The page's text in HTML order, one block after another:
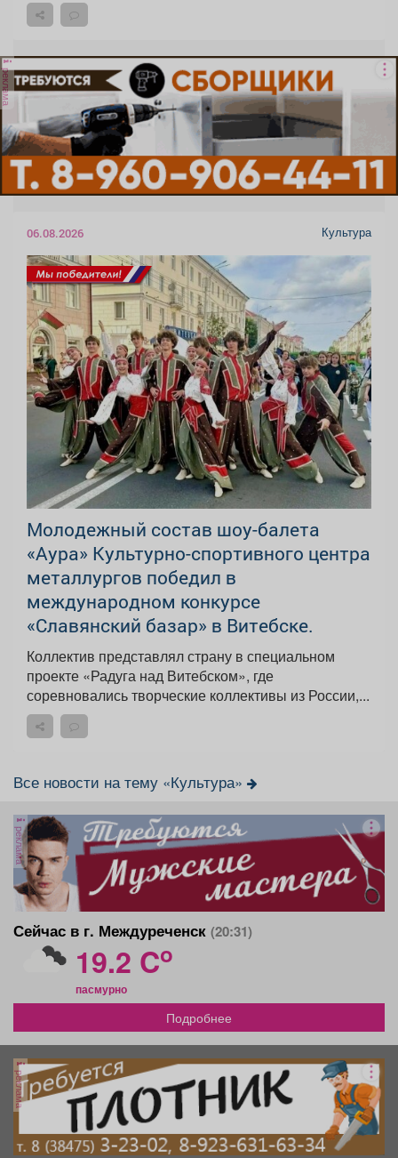
реклама
06.08.2026 Культура
Молодежный состав шоу-балета
«Аура» Культурно-спортивного центра
металлургов победил в
международном конкурсе
«Славянский базар» в Витебске.
Коллектив представлял страну в специальном
проекте «Радуга над Витебском», где
соревновались творческие коллективы из России,...
Все новости на тему «Культура»
реклама
Сейчас в г. Междуреченск (20:31)
19.2 Co
пасмурно
Подробнее
реклама